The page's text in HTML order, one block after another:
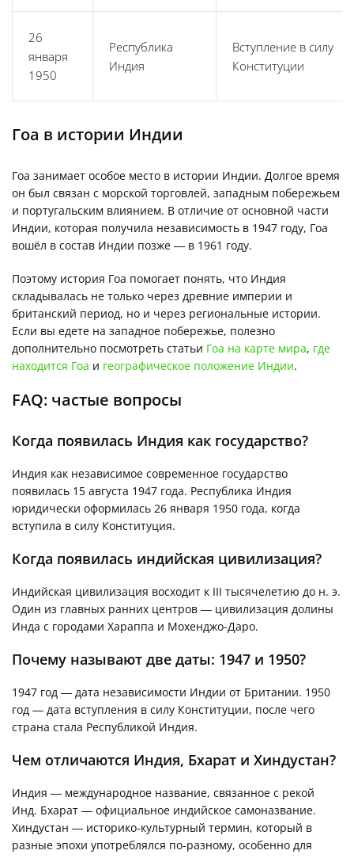
26
января
1950
Республика
Индия
Вступление в силу
Конституции
Гоа в истории Индии
Гоа занимает особое место в истории Индии. Долгое время
он был связан с морской торговлей, западным побережьем
и португальским влиянием. В отличие от основной части
Индии, которая получила независимость в 1947 году, Гоа
вошёл в состав Индии позже — в 1961 году.
Поэтому история Гоа помогает понять, что Индия
складывалась не только через древние империи и
британский период, но и через региональные истории.
Если вы едете на западное побережье, полезно
дополнительно посмотреть статьи Гоа на карте мира, где
находится Гоа и географическое положение Индии.
FAQ: частые вопросы
Когда появилась Индия как государство?
Индия как независимое современное государство
появилась 15 августа 1947 года. Республика Индия
юридически оформилась 26 января 1950 года, когда
вступила в силу Конституция.
Когда появилась индийская цивилизация?
Индийская цивилизация восходит к III тысячелетию до н. э.
Один из главных ранних центров — цивилизация долины
Инда с городами Хараппа и Мохенджо-Даро.
Почему называют две даты: 1947 и 1950?
1947 год — дата независимости Индии от Британии. 1950
год — дата вступления в силу Конституции, после чего
страна стала Республикой Индия.
Чем отличаются Индия, Бхарат и Хиндустан?
Индия — международное название, связанное с рекой
Инд. Бхарат — официальное индийское самоназвание.
Хиндустан — историко-культурный термин, который в
разные эпохи употреблялся по-разному, особенно для